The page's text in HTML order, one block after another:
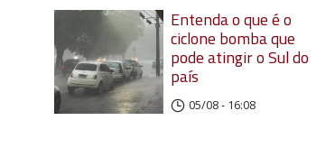
Entenda o que é o
ciclone bomba que
pode atingir o Sul do
país
05/08 - 16:08